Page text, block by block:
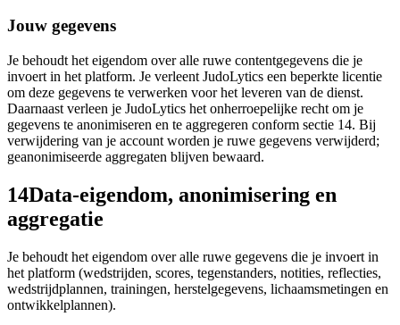
Jouw gegevens
Je behoudt het eigendom over alle ruwe contentgegevens die je
invoert in het platform. Je verleent JudoLytics een beperkte licentie
om deze gegevens te verwerken voor het leveren van de dienst.
Daarnaast verleen je JudoLytics het onherroepelijke recht om je
gegevens te anonimiseren en te aggregeren conform sectie 14. Bij
verwijdering van je account worden je ruwe gegevens verwijderd;
geanonimiseerde aggregaten blijven bewaard.
14Data-eigendom, anonimisering en
aggregatie
Je behoudt het eigendom over alle ruwe gegevens die je invoert in
het platform (wedstrijden, scores, tegenstanders, notities, reflecties,
wedstrijdplannen, trainingen, herstelgegevens, lichaamsmetingen en
ontwikkelplannen).